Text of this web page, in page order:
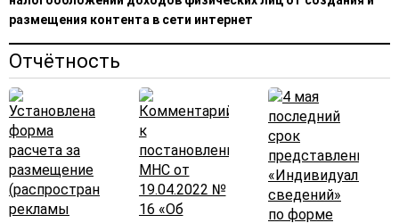
размещения контента в сети интернет
Отчётность